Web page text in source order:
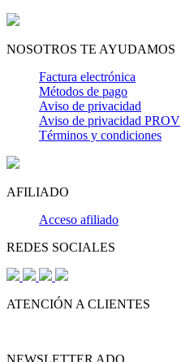
NOSOTROS TE AYUDAMOS
Factura electrónica
Métodos de pago
Aviso de privacidad
Aviso de privacidad PROV
Términos y condiciones
AFILIADO
Acceso afiliado
REDES SOCIALES
ATENCIÓN A CLIENTES
NEWSLETTER ADO